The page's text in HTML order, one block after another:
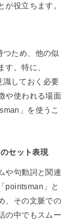
役立ちます。
つため、他の似
。特に、
識しておく必要
や使われる場面
」を使うこ
セット表現
や句動詞と関連
pointsman」と
、その文脈での
の中でもスムー